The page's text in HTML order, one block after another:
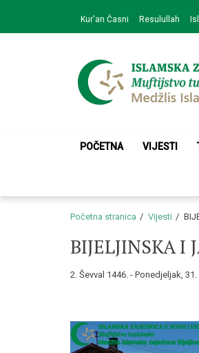
navigation
content
Kur'an Časni Resulullah
Medžlis
POČETNA VIJESTI
Početna stranica Vijesti
BIJELJINSKA I
2. Ševval 1446. - Ponedjeljak,